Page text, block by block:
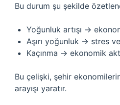
Bu durum şu şekilde
Yoğunluk artışı →
Aşırı yoğunluk → stres ve
Kaçınma → ekonomik
Bu çelişki, şehir
arayışı yaratır.